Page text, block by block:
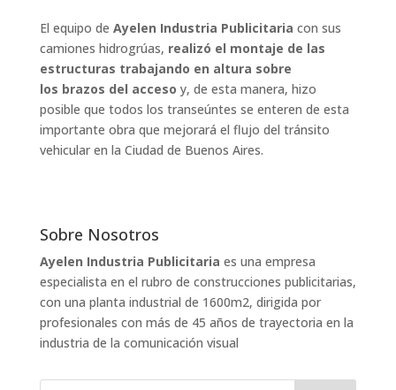
El equipo de Ayelen Industria Publicitaria con sus
camiones hidrogrúas, realizó el montaje de las
estructuras trabajando en altura sobre
los brazos del acceso y, de esta manera, hizo
posible que todos los transeúntes se enteren de esta
importante obra que mejorará el flujo del tránsito
vehicular en la Ciudad de Buenos Aires.
Sobre Nosotros
Ayelen Industria Publicitaria es una empresa
especialista en el rubro de construcciones publicitarias,
con una planta industrial de 1600m2, dirigida por
profesionales con más de 45 años de trayectoria en la
industria de la comunicación visual